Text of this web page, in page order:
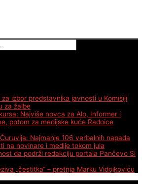
za izbor predstavnika javnosti u Komisiji
za žalbe
Najviše novca za Alo, Informer i
potom za medijske kuće Radoice
Najmanje 106 verbalnih napada
na novinare i medije tokom jula
da podrži redakciju portala Pančevo Si
„čestitka“ – pretnja Marku Vidojkoviću